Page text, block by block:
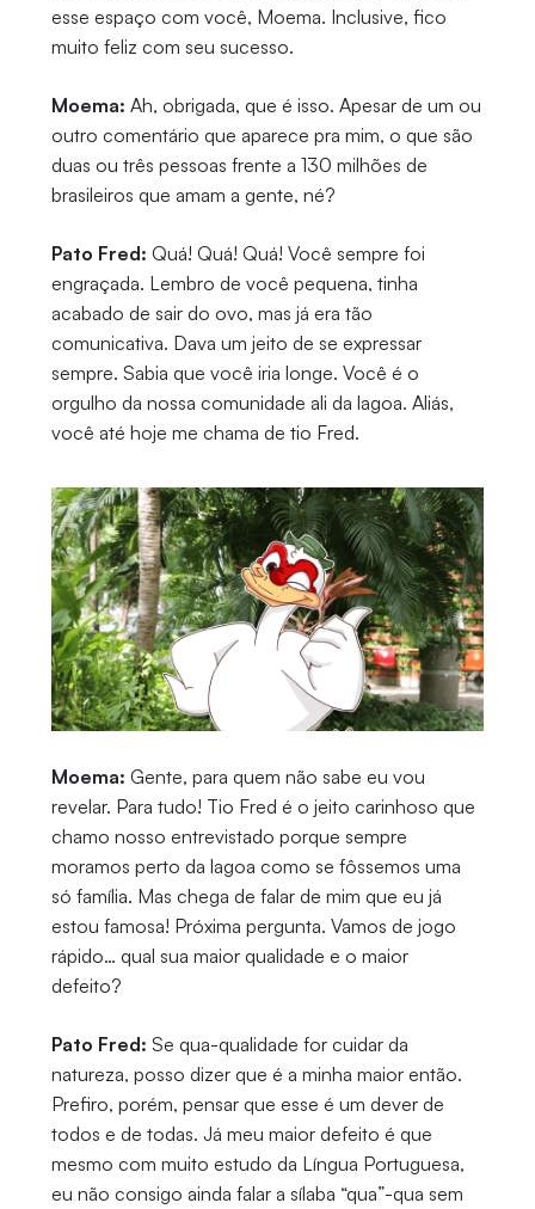
esse espaço com você, Moema. Inclusive, fico
muito feliz com seu sucesso.
Moema: Ah, obrigada, que é isso. Apesar de um ou
outro comentário que aparece pra mim, o que são
duas ou três pessoas frente a 130 milhões de
brasileiros que amam a gente, né?
Pato Fred: Quá! Quá! Quá! Você sempre foi
engraçada. Lembro de você pequena, tinha
acabado de sair do ovo, mas já era tão
comunicativa. Dava um jeito de se expressar
sempre. Sabia que você iria longe. Você é o
orgulho da nossa comunidade ali da lagoa. Aliás,
você até hoje me chama de tio Fred.
Moema: Gente, para quem não sabe eu vou
revelar. Para tudo! Tio Fred é o jeito carinhoso que
chamo nosso entrevistado porque sempre
moramos perto da lagoa como se fôssemos uma
só família. Mas chega de falar de mim que eu já
estou famosa! Próxima pergunta. Vamos de jogo
rápido… qual sua maior qualidade e o maior
defeito?
Pato Fred: Se qua-qualidade for cuidar da
natureza, posso dizer que é a minha maior então.
Prefiro, porém, pensar que esse é um dever de
todos e de todas. Já meu maior defeito é que
mesmo com muito estudo da Língua Portuguesa,
eu não consigo ainda falar a sílaba “qua”-qua sem